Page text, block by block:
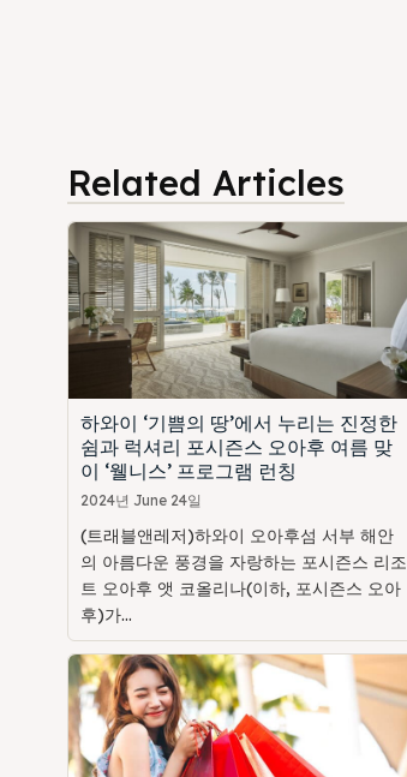
Related Articles
하와이 ‘기쁨의 땅’에서 누리는 진정한
쉼과 럭셔리 포시즌스 오아후 여름 맞
이 ‘웰니스’ 프로그램 런칭
2024년 June 24일
(트래블앤레저)하와이 오아후섬 서부 해안
의 아름다운 풍경을 자랑하는 포시즌스 리조
트 오아후 앳 코올리나(이하, 포시즌스 오아
후)가...